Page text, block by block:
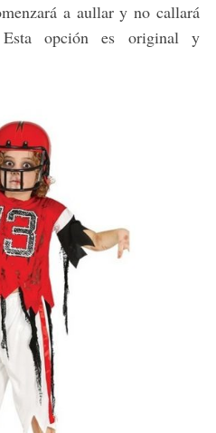
a aullar y no callará
opción es original y